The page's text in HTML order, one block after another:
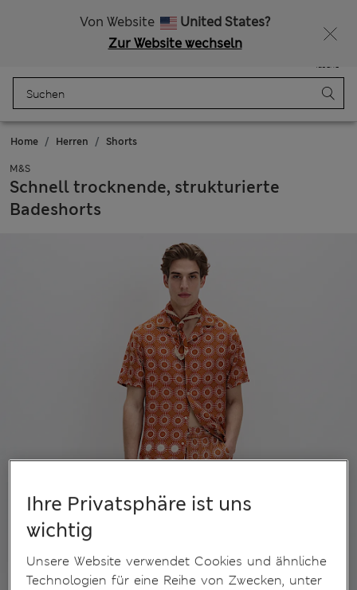
Von Website
United States?
Zur Website wechseln
Tasche
Home Herren Shorts
M&S
Schnell trocknende, strukturierte
Badeshorts
Ihre Privatsphäre ist uns
wichtig
Unsere Website verwendet Cookies und ähnliche
Technologien für eine Reihe von Zwecken, unter